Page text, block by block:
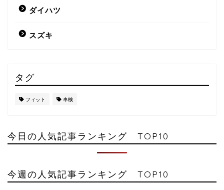
ダイハツ
スズキ
タグ
フィット 車検
今日の人気記事ランキング TOP10
今週の人気記事ランキング TOP10